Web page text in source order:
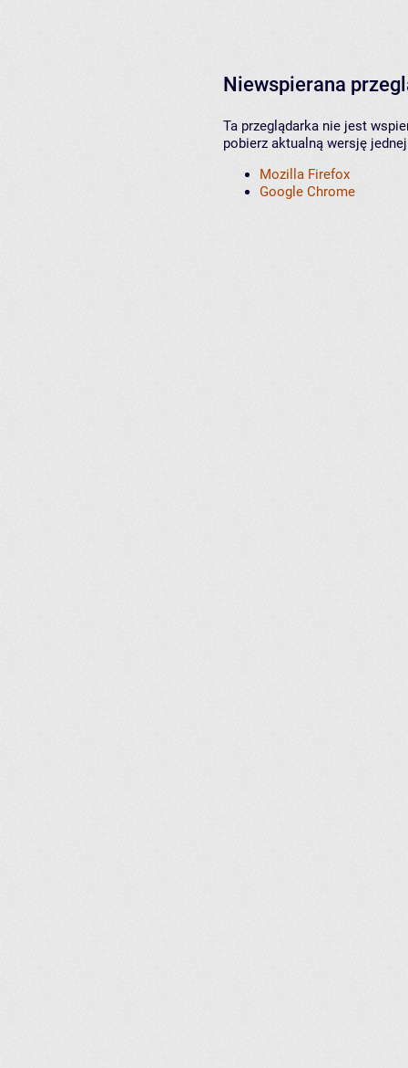
Niewspierana
Ta przeglądarka nie jest
pobierz aktualną wersję
Mozilla Firefox
Google Chrome